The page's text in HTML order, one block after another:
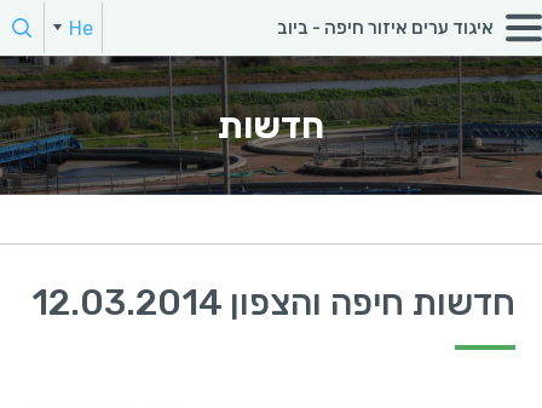
חפש:
הקלד מילת חיפוש
איגוד ערים איזור חיפה - ביוב
He
En
חדשות
חדשות חיפה והצפון 12.03.2014